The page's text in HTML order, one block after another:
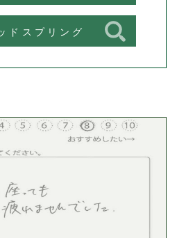
ドスプリング